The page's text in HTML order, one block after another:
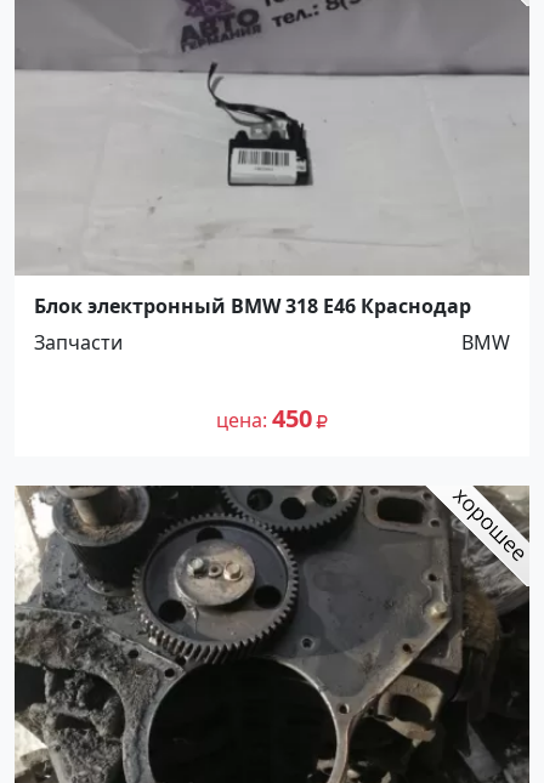
Блок электронный BMW 318 E46 Краснодар
Запчасти
BMW
цена 450